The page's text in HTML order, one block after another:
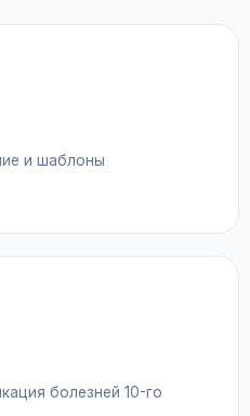
и шаблоны
болезней 10-го